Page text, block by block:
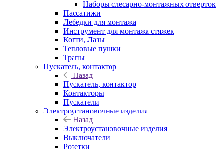
Наборы слесарно-монтажных отверток
Пассатижи
Лебедки для монтажа
Инструмент для монтажа стяжек
Когти, Лазы
Тепловые пушки
Трапы
Пускатель, контактор
Назад
Пускатель, контактор
Контакторы
Пускатели
Электроустановочные изделия
Назад
Электроустановочные изделия
Выключатели
Розетки